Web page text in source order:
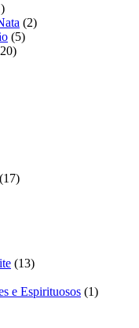
1
produto
22
55
2020
1717
1313
e Espirituosos 11